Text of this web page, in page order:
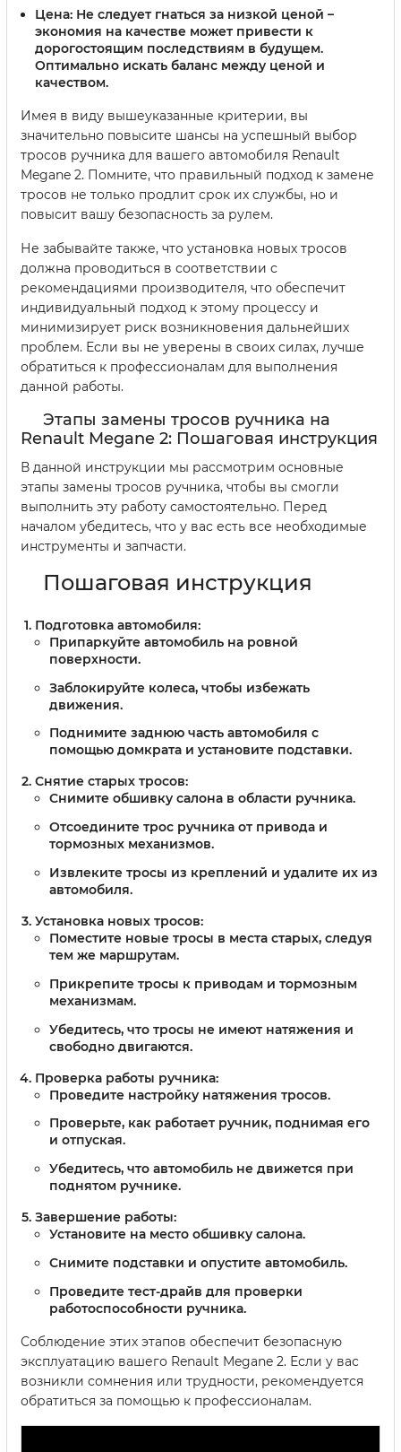
Цена: Не следует гнаться за низкой ценой –
экономия на качестве может привести к
дорогостоящим последствиям в будущем.
Оптимально искать баланс между ценой и
качеством.
Имея в виду вышеуказанные критерии, вы
значительно повысите шансы на успешный выбор
тросов ручника для вашего автомобиля Renault
Megane 2. Помните, что правильный подход к замене
тросов не только продлит срок их службы, но и
повысит вашу безопасность за рулем.
Не забывайте также, что установка новых тросов
должна проводиться в соответствии с
рекомендациями производителя, что обеспечит
индивидуальный подход к этому процессу и
минимизирует риск возникновения дальнейших
проблем. Если вы не уверены в своих силах, лучше
обратиться к профессионалам для выполнения
данной работы.
Этапы замены тросов ручника на
Renault Megane 2: Пошаговая инструкция
В данной инструкции мы рассмотрим основные
этапы замены тросов ручника, чтобы вы смогли
выполнить эту работу самостоятельно. Перед
началом убедитесь, что у вас есть все необходимые
инструменты и запчасти.
Пошаговая инструкция
Подготовка автомобиля:
Припаркуйте автомобиль на ровной
поверхности.
Заблокируйте колеса, чтобы избежать
движения.
Поднимите заднюю часть автомобиля с
помощью домкрата и установите подставки.
Снятие старых тросов:
Снимите обшивку салона в области ручника.
Отсоедините трос ручника от привода и
тормозных механизмов.
Извлеките тросы из креплений и удалите их из
автомобиля.
Установка новых тросов:
Поместите новые тросы в места старых, следуя
тем же маршрутам.
Прикрепите тросы к приводам и тормозным
механизмам.
Убедитесь, что тросы не имеют натяжения и
свободно двигаются.
Проверка работы ручника:
Проведите настройку натяжения тросов.
Проверьте, как работает ручник, поднимая его
и отпуская.
Убедитесь, что автомобиль не движется при
поднятом ручнике.
Завершение работы:
Установите на место обшивку салона.
Снимите подставки и опустите автомобиль.
Проведите тест-драйв для проверки
работоспособности ручника.
Соблюдение этих этапов обеспечит безопасную
эксплуатацию вашего Renault Megane 2. Если у вас
возникли сомнения или трудности, рекомендуется
обратиться за помощью к профессионалам.